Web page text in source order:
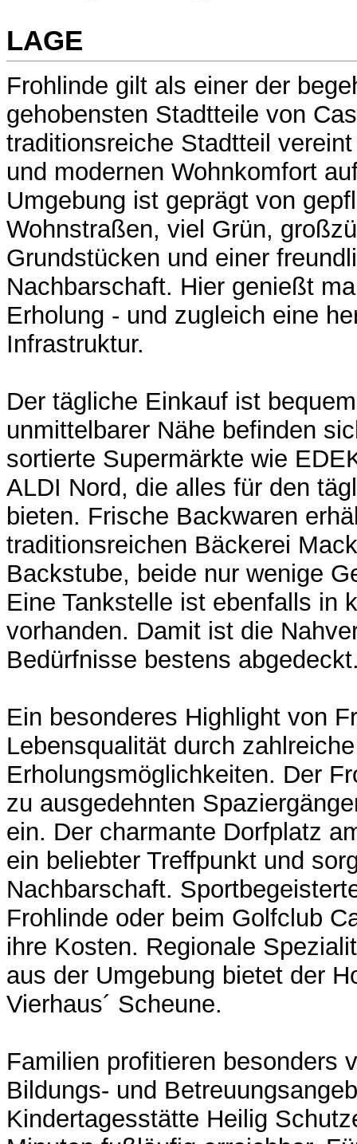
LAGE
Frohlinde gilt als einer der
gehobensten Stadtteile von
traditionsreiche Stadtteil
und modernen Wohnkomfort
Umgebung ist geprägt von
Wohnstraßen, viel Grün,
Grundstücken und einer
Nachbarschaft. Hier genießt
Erholung - und zugleich eine
Infrastruktur.
Der tägliche Einkauf ist
unmittelbarer Nähe befinden
sortierte Supermärkte wie
ALDI Nord, die alles für den
bieten. Frische Backwaren
traditionsreichen Bäckerei
Backstube, beide nur wenige
Eine Tankstelle ist ebenfalls in
vorhanden. Damit ist die
Bedürfnisse bestens
Ein besonderes Highlight von
Lebensqualität durch
Erholungsmöglichkeiten. Der
zu ausgedehnten
ein. Der charmante Dorfplatz
ein beliebter Treffpunkt und
Nachbarschaft.
Frohlinde oder beim Golfclub
ihre Kosten. Regionale
aus der Umgebung bietet der
Vierhaus´ Scheune.
Familien profitieren besonders
Bildungs- und
Kindertagesstätte Heilig